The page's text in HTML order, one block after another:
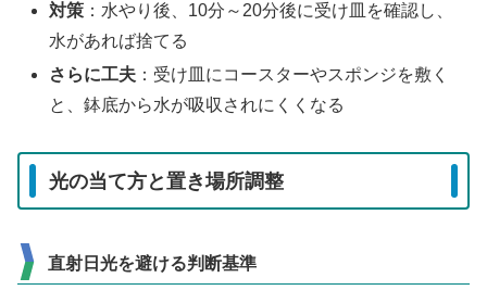
対策 ：水やり後、10分～20分後に受け皿を確認し、
水があれば捨てる
さらに工夫 ：受け皿にコースターやスポンジを敷く
と、鉢底から水が吸収されにくくなる
光の当て方と置き場所調整
直射日光を避ける判断基準